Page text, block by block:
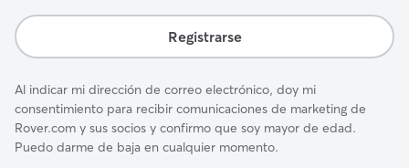
Registrarse
Al indicar mi dirección de correo electrónico, doy mi
consentimiento para recibir comunicaciones de marketing de
Rover.com y sus socios y confirmo que soy mayor de edad.
Puedo darme de baja en cualquier momento.